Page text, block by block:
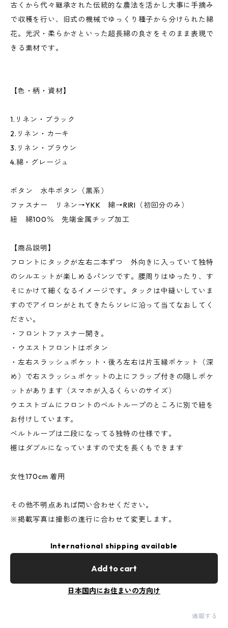
古くから代々継承された伝統的な農法を活かし大事に手摘み
で収穫を行い、旧式の機械でゆっくり種子から分けられた綿
花。光沢・柔らかさといった超長綿の良さをそのまま表現で
きる素材です。
【色・柄・資材】
1.リネン・ブラック
2.リネン・カーキ
3.リネン・ブラウン
4.綿・グレージュ
ボタン 水牛ボタン（黒系）
ファスナー リネン→YKK 綿→RIRI（初回分のみ）
紐 綿100％ 先端金属チップ加工
【商品説明】
フロントにタックが左右二本ずつ 外向きに入っていて独特
のシルエットが楽しめるパンツです。腰周りはゆったり、す
そにかけて細くなるイメージです。タックは中縫いしていま
すのでアイロンがとれてきたらソレに沿って当てなおしてく
ださい。
・フロントファスナー開き。
・ウエストフロントはボタン
・左右スラッシュポケット・後ろ左右は片玉縁ポケット（深
め）で右スラッシュポケットの上にフラップ付きの隠しポケ
ットがあります（スマホが入るくらいのサイズ）
ウエストゴムにフロントのベルトループのところに別で紐を
お付けしています。
ベルトループは二段になってる独特の仕様です。
裾はダブルになっていますので丈を長くもできます
女性170cm 着用
その他不明点あれば問い合わせください。
※掲載写真は撮影の進行に合わせて変更します。
International shipping available
Add to cart
日本国内にお住まいの方向け
通報する